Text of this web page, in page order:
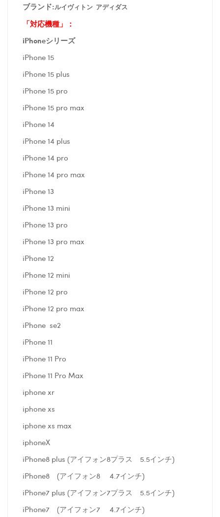
ブランド:ルイヴィトン アディダス
「対応機種」：
iPhoneシリーズ
iPhone 15
iPhone 15 plus
iPhone 15 pro
iPhone 15 pro max
iPhone 14
iPhone 14 plus
iPhone 14 pro
iPhone 14 pro max
iPhone 13
iPhone 13 mini
iPhone 13 pro
iPhone 13 pro max
iPhone 12
iPhone 12 mini
iPhone 12 pro
iPhone 12 pro max
iPhone se2
iPhone 11
iPhone 11 Pro
iPhone 11 Pro Max
iphone xr
iphone xs
iphone xs max
iphoneX
iPhone8 plus (アイフォン8プラス 5.5インチ)
iPhone8 (アイフォン8 4.7インチ)
iPhone7 plus (アイフォン7プラス 5.5インチ)
iPhone7 (アイフォン7 4.7インチ)